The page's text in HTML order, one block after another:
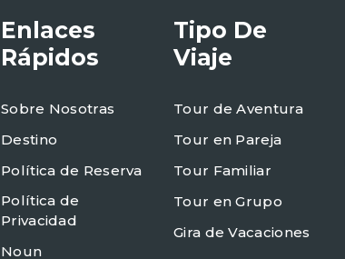
Enlaces
Rápidos
Sobre Nosotras
Destino
Política de Reserva
Política de
Privacidad
Noun
Tipo De
Viaje
Tour de Aventura
Tour en Pareja
Tour Familiar
Tour en Grupo
Gira de Vacaciones